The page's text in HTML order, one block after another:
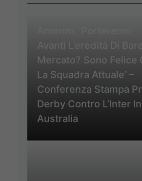
Avanti L’eredità Di
Mercato? Sono Felice
La Squadra Attuale’ –
Conferenza Stampa
Derby Contro L’Inter In
Australia